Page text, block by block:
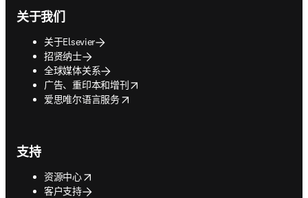
关于我们
关于Elsevier
招贤纳士
全球媒体关系
广告、重印本和增刊
opens in new tab/window
爱思唯尔语言服务
opens in new tab/window
支持
资源中心
opens in new tab/window
客户支持